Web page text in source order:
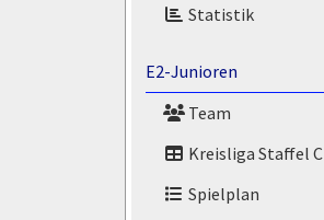
Statistik
E2-Junioren
Team
Kreisliga Staffel C
Spielplan